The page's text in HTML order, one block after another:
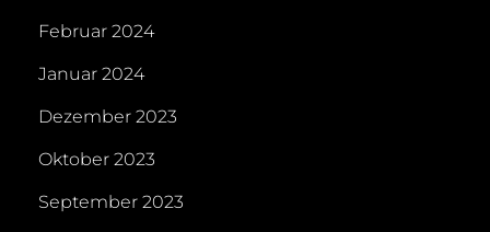
Februar 2024
Januar 2024
Dezember 2023
Oktober 2023
September 2023